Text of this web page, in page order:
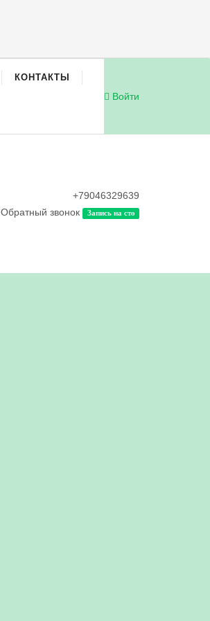
КОНТАКТЫ
Войти
+79046329639
Обратный звонок
Запись на сто